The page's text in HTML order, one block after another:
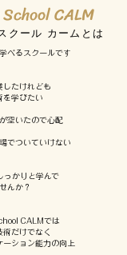
CALM
クール カームとは
べるスクールです
したけれども
を学びたい
空いたので心配
でついていけない
っかりと学んで
んか？
CALMでは
術だけでなく
ーション能力の向上